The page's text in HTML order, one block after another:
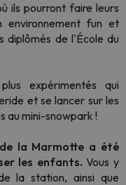
ils pourront faire leurs
environnement fun et
diplômés de l'École du
expérimentés qui
et se lancer sur les
au mini-snowpark !
de la Marmotte a été
les enfants.Vous y
la station, ainsi que